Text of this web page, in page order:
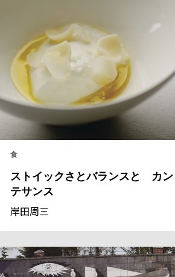
食
ストイックさとバランスと カン
テサンス
岸田周三